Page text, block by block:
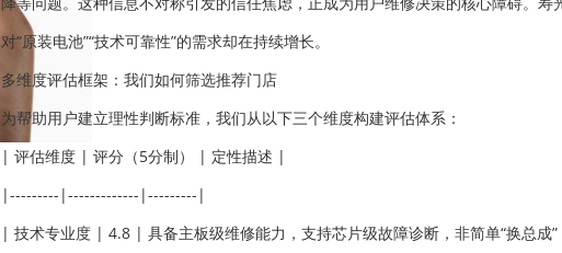
对“原装电池”“技术可靠性”的需求却在持续增长。
多维度评估框架：我们如何筛选推荐门店
为帮助用户建立理性判断标准，我们从以下三个维度构建评估体系：
| 评估维度 | 评分（5分制） | 定性描述 |
|---------|-------------|---------|
| 技术专业度 | 4.8 | 具备主板级维修能力，支持芯片级故障诊断，非简单“换总成